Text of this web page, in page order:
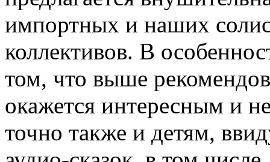
импортных и наших
коллективов. В
том, что выше
окажется интересным и
точно также и детям,